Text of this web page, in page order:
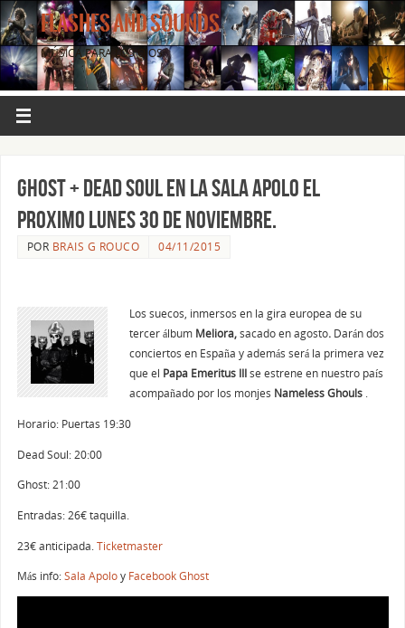
FLASHES AND SOUNDS
MÚSICA PARA LOS OJOS.
GHOST + DEAD SOUL EN LA SALA APOLO EL
PROXIMO LUNES 30 DE NOVIEMBRE.
POR BRAIS G ROUCO 04/11/2015
Los suecos, inmersos en la gira europea de su
tercer álbum Meliora,sacado en agosto. Darán dos
conciertos en España y además será la primera vez
que el Papa Emeritus IIIse estrene en nuestro país
acompañado por los monjes Nameless Ghouls .
Horario: Puertas 19:30
Dead Soul: 20:00
Ghost: 21:00
Entradas: 26€ taquilla.
23€ anticipada. Ticketmaster
Más info:Sala Apoloy Facebook Ghost